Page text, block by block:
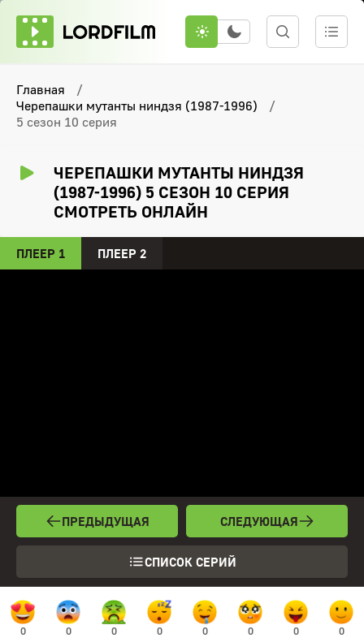
Главная
Черепашки мутанты ниндзя (1987-1996)
5 сезон 10 серия
ЧЕРЕПАШКИ МУТАНТЫ НИНДЗЯ
(1987-1996) 5 СЕЗОН 10 СЕРИЯ
СМОТРЕТЬ ОНЛАЙН
ПЛЕЕР 1 ПЛЕЕР 2
ПРЕДЫДУЩАЯ
СПИСОК СЕРИЙ
СЛЕДУЮЩАЯ
0 0 0 0 0 0 0 0